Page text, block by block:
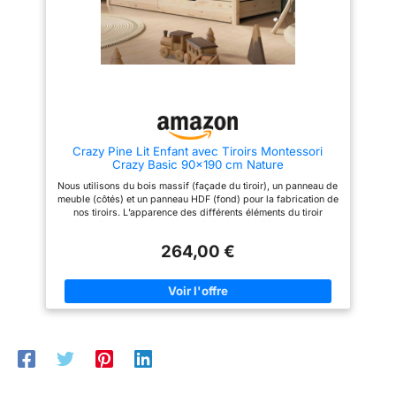
l’APP et les boutons sur le ruban
LED, apportant une atmosphère
chaleureuse et technologique.
Que vous cherchiez un espace
romantique et intimiste ou un
votre humeur pour un espace
Flottant LED, Offrant une
Expérience de Sommeil
cachés uniques conféreront à
ce lit LED 90x190 cm un effet
visuel flottant futuriste et vous
sommeil agréable et paisible,
vous permettant de plonger
et technologique. Dites adieu
aux lits et cadres de lit pour
adulte traditionnels et lourds, et
Crazy Pine Lit Enfant avec Tiroirs Montessori
Crazy Basic 90x190 cm Nature
Nous utilisons du bois massif (façade du tiroir), un panneau de
meuble (côtés) et un panneau HDF (fond) pour la fabrication de
nos tiroirs. L’apparence des différents éléments du tiroir
au sol est équipé de barrières de 31,5 cm de hauteur,
environnement de sommeil sécurisé. Idéal pour les jeunes
enfants, ce lit crée un espace douillet et protégé pour un
sommeil paisible. Tiroirs pour un espace de rangement
pratique et fonctionnelle pour garder la chambre de votre
enfant toujours bien organisée. Sommier inclus – Le lit est livré
264,00 €